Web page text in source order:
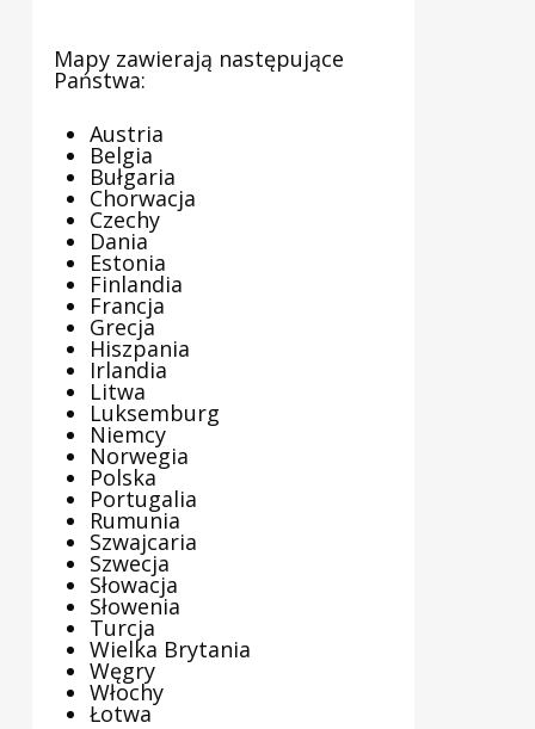
Mapy zawierają następujące
Państwa:
Austria
Belgia
Bułgaria
Chorwacja
Czechy
Dania
Estonia
Finlandia
Francja
Grecja
Hiszpania
Irlandia
Litwa
Luksemburg
Niemcy
Norwegia
Polska
Portugalia
Rumunia
Szwajcaria
Szwecja
Słowacja
Słowenia
Turcja
Wielka Brytania
Węgry
Włochy
Łotwa